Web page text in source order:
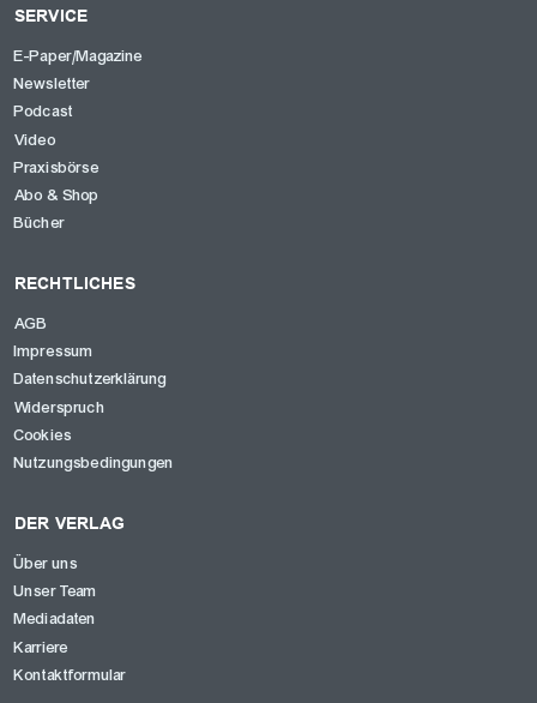
SERVICE
E-Paper/Magazine
Newsletter
Podcast
Video
Praxisbörse
Abo & Shop
Bücher
RECHTLICHES
AGB
Impressum
Datenschutzerklärung
Widerspruch
Cookies
Nutzungsbedingungen
DER VERLAG
Über uns
Unser Team
Mediadaten
Karriere
Kontaktformular